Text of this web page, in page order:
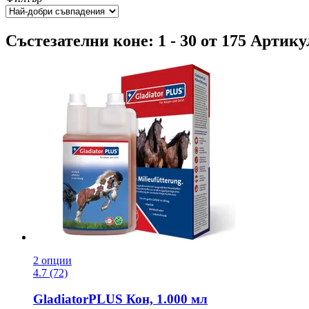
Състезателни коне: 1 - 30 от 175
2 опции
4.7 (72)
GladiatorPLUS Кон, 1.000 мл